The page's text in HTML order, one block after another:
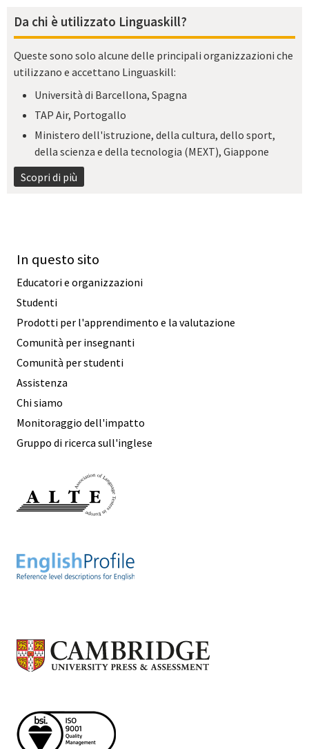
Da chi è utilizzato Linguaskill?
Queste sono solo alcune delle principali organizzazioni che
utilizzano e accettano Linguaskill:
Università di Barcellona, Spagna
TAP Air, Portogallo
Ministero dell'istruzione, della cultura, dello sport,
della scienza e della tecnologia (MEXT), Giappone
Scopri di più
In questo sito
Educatori e organizzazioni
Studenti
Prodotti per l'apprendimento e la valutazione
Comunità per insegnanti
Comunità per studenti
Assistenza
Chi siamo
Monitoraggio dell'impatto
Gruppo di ricerca sull'inglese